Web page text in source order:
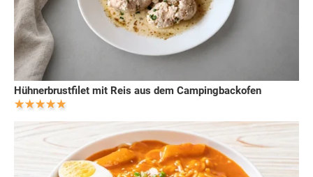
Hühnerbrustfilet mit Reis aus dem Campingbackofen